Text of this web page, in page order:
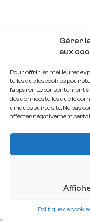
Gérer
aux
Pour offrir les meilleures
telles que les cookies pour
l'appareil. Le consentement
des données telles que le
uniques sur ce site. Ne pas
affecter négativement
Politique de
Création : Atelier Samedi.